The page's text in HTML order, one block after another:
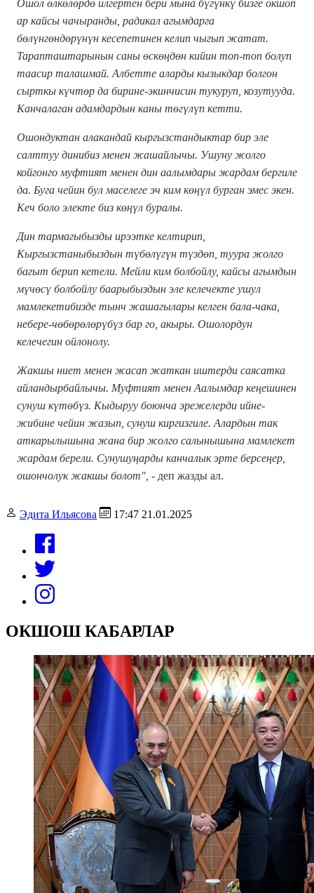
Ошол өлкөлөрдө илгертен бери мына бүгүнкү бизге окшоп
ар кайсы чачыранды, радикал агымдарга
бөлүнгөндөрүнүн кесепетинен келип чыгып жатат.
Тарапташтарынын саны өскөңдөн кийин топ-топ болуп
таасир талашмай. Албетте аларды кызыкдар болгон
сырткы күчтөр да бирине-экинчисин тукуруп, козутууда.
Канчалаган адамдардын каны төгүлүп кетти.
Ошондуктан алакандай кыргызстандыктар бир эле
салттуу динибиз менен жашайлычы. Ушуну жолго
койгонго муфтият менен дин аалымдары жардам бергиле
да. Буга чейин бул маселеге эч ким көңүл бурган эмес экен.
Кеч боло электе биз көңүл буралы.
Дин тармагыбызды ирээтке келтирип,
Кыргызстаныбыздын түбөлүгүн түздөп, туура жолго
багыт берип кетели. Мейли ким болбойлу, кайсы агымдын
мүчөсү болбойлу баарыбыздын эле келечекте ушул
мамлекетибизде тынч жашагылары келген бала-чака,
небере-чөбөрөлөрүбүз бар го, акыры. Ошолордун
келечегин ойлонолу.
Жакшы ниет менен жасап жаткан иштерди саясатка
айландырбайлычы. Муфтият менен Аалымдар кеңешинен
сунуш күтөбүз. Кыдыруу боюнча эрежелерди ийне-
жибине чейин жазып, сунуш киргизгиле. Алардын так
аткарылышына жана бир жолго салынышына мамлекет
жардам берели. Сунушуңарды канчалык эрте берсеңер,
ошончолук жакшы болот", - деп жазды ал.
Эдита Ильясова 17:47 21.01.2025
ОКШОШ КАБАРЛАР